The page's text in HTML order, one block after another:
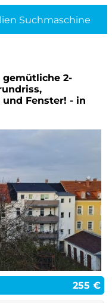
Suchmaschine
2-
Fenster! - in
255 €